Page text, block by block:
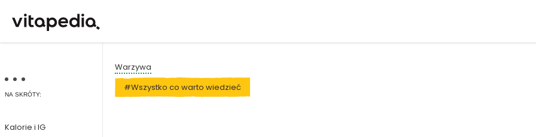
NA SKRÓTY:
Kalorie i IG
Warzywa
#Wszystko co warto wiedzieć